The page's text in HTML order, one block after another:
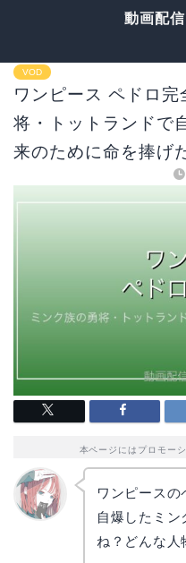
動画配
VOD
ワンピース ペドロ
将・トットランドで
来のために命を捧げ
本ページにはプロモー
ワンピース
自爆したミン
ね？どんな人